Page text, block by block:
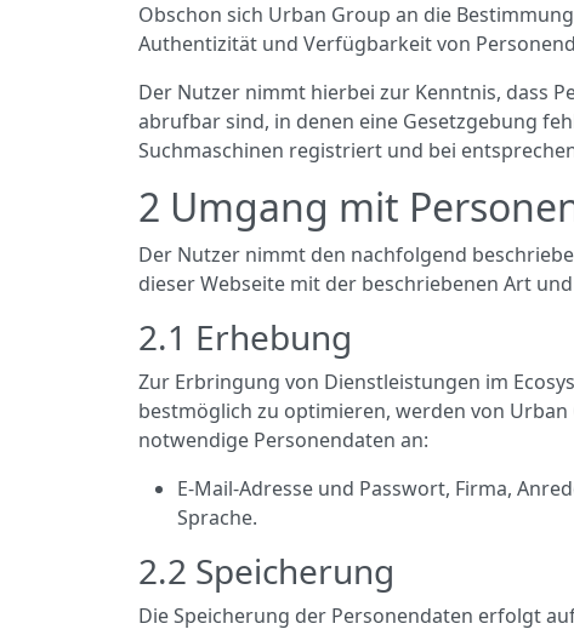
Obschon sich Urban Group an die
Authentizität und Verfügbarkeit von
Der Nutzer nimmt hierbei zur Kenntnis, dass
abrufbar sind, in denen eine Gesetzgebung
Suchmaschinen registriert und bei
2 Umgang mit
Der Nutzer nimmt den nachfolgend
dieser Webseite mit der beschriebenen Art
2.1 Erhebung
Zur Erbringung von Dienstleistungen im
bestmöglich zu optimieren, werden von
notwendige Personendaten an:
E-Mail-Adresse und Passwort, Firma,
Sprache.
2.2 Speicherung
Die Speicherung der Personendaten erfolgt